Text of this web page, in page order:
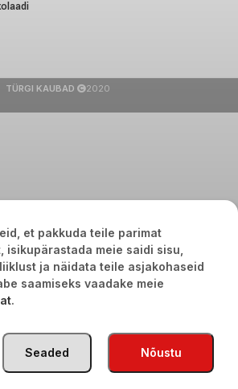
TÜRGI KAUBAD 2020
et pakkuda teile parimat
isikupärastada meie saidi sisu,
ja näidata teile asjakohaseid
saamiseks vaadake meie
.
Nõustu
Seaded